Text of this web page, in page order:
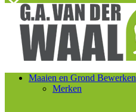
Maaien en Grond Bewerken
Merken